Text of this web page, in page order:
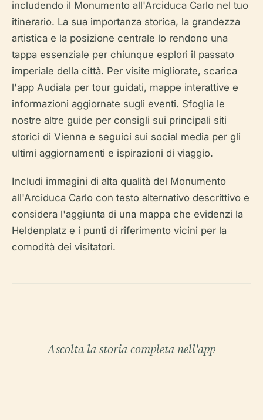
includendo il Monumento all'Arciduca Carlo nel tuo
itinerario. La sua importanza storica, la grandezza
artistica e la posizione centrale lo rendono una
tappa essenziale per chiunque esplori il passato
imperiale della città. Per visite migliorate, scarica
l'app Audiala per tour guidati, mappe interattive e
informazioni aggiornate sugli eventi. Sfoglia le
nostre altre guide per consigli sui principali siti
storici di Vienna e seguici sui social media per gli
ultimi aggiornamenti e ispirazioni di viaggio.
Includi immagini di alta qualità del Monumento
all'Arciduca Carlo con testo alternativo descrittivo e
considera l'aggiunta di una mappa che evidenzi la
Heldenplatz e i punti di riferimento vicini per la
comodità dei visitatori.
Ascolta la storia completa nell'app